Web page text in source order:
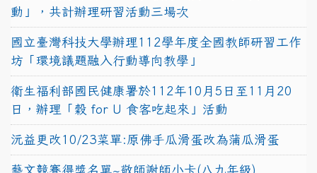
動」，共計辦理研習活動三場次
國立臺灣科技大學辦理112學年度全國教師研習工作
坊「環境議題融入行動導向教學」
衛生福利部國民健康署於112年10月5日至11月20
日，辦理「穀 for U 食客吃起來」活動
沅益更改10/23菜單:原佛手瓜滑蛋改為蒲瓜滑蛋
藝文競賽得獎名單~敬師謝師小卡(八九年級)